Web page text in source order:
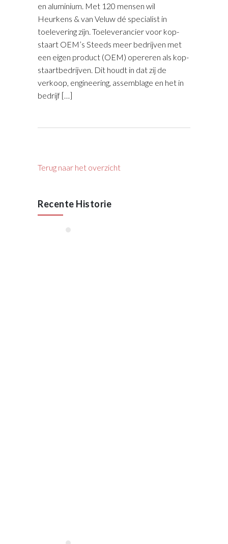
en aluminium. Met 120 mensen wil
Heurkens & van Veluw dé specialist in
toelevering zijn. Toeleverancier voor kop-
staart OEM’s Steeds meer bedrijven met
een eigen product (OEM) opereren als kop-
staartbedrijven. Dit houdt in dat zij de
verkoop, engineering, assemblage en het in
bedrijf […]
Terug naar het overzicht
Recente Historie